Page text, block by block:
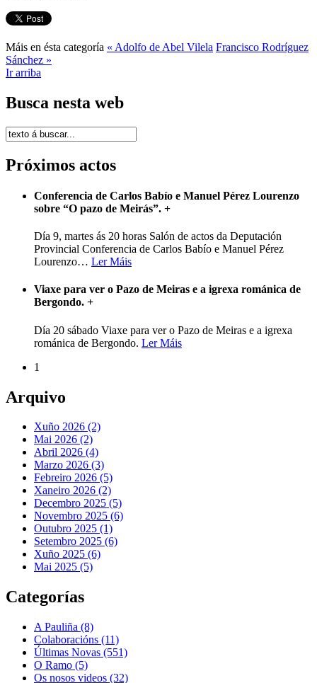
Máis en ésta categoría « Adolfo de Abel Vilela Francisco Rodríguez
Sánchez »
Ir arriba
Busca nesta web
Próximos actos
Conferencia de Carlos Babío e Manuel Pérez Lourenzo
sobre “O pazo de Meirás”. +
Día 9, martes ás 20 horas Salón de actos da Deputación
Provincial Conferencia de Carlos Babío e Manuel Pérez
Lourenzo… Ler Máis
Viaxe para ver o Pazo de Meiras e a igrexa románica de
Bergondo. +
Día 20 sábado Viaxe para ver o Pazo de Meiras e a igrexa
románica de Bergondo. Ler Máis
1
Arquivo
Xuño 2026 (2)
Mai 2026 (2)
Abril 2026 (4)
Marzo 2026 (3)
Febreiro 2026 (5)
Xaneiro 2026 (2)
Decembro 2025 (5)
Novembro 2025 (6)
Outubro 2025 (1)
Setembro 2025 (6)
Xuño 2025 (6)
Mai 2025 (5)
Categorías
A Pauliña (8)
Colaboracións (11)
Últimas Novas (551)
O Ramo (5)
Os nosos videos (32)